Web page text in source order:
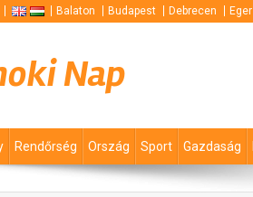
Balaton Budapest Debrecen Eger
Nap
Rendőrség Ország Sport Gazdaság